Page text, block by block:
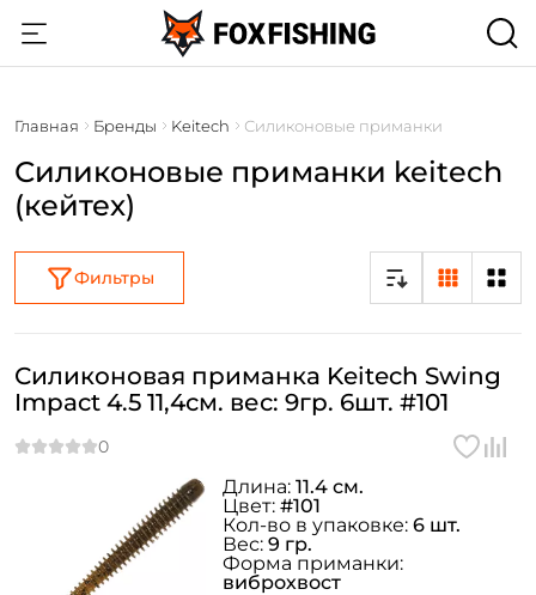
Главная Бренды Keitech Силиконовые приманки
Силиконовые приманки keitech
(кейтех)
Фильтры
Силиконовая приманка Keitech Swing
Impact 4.5 11,4см. вес: 9гр. 6шт. #101
Длина: 11.4 см.
Цвет: #101
Кол-во в упаковке: 6 шт.
Вес: 9 гр.
Форма приманки:
виброхвост